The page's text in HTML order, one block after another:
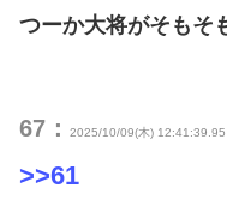
つーか大将がそもそ
67： 2025/10/09(木) 12:41:39.95
>>61